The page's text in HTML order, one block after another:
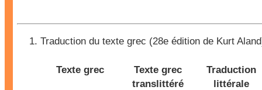
Traduction du texte grec (28e édition de Kurt
Texte grec
Texte grec
translittéré
Traduction
littérale